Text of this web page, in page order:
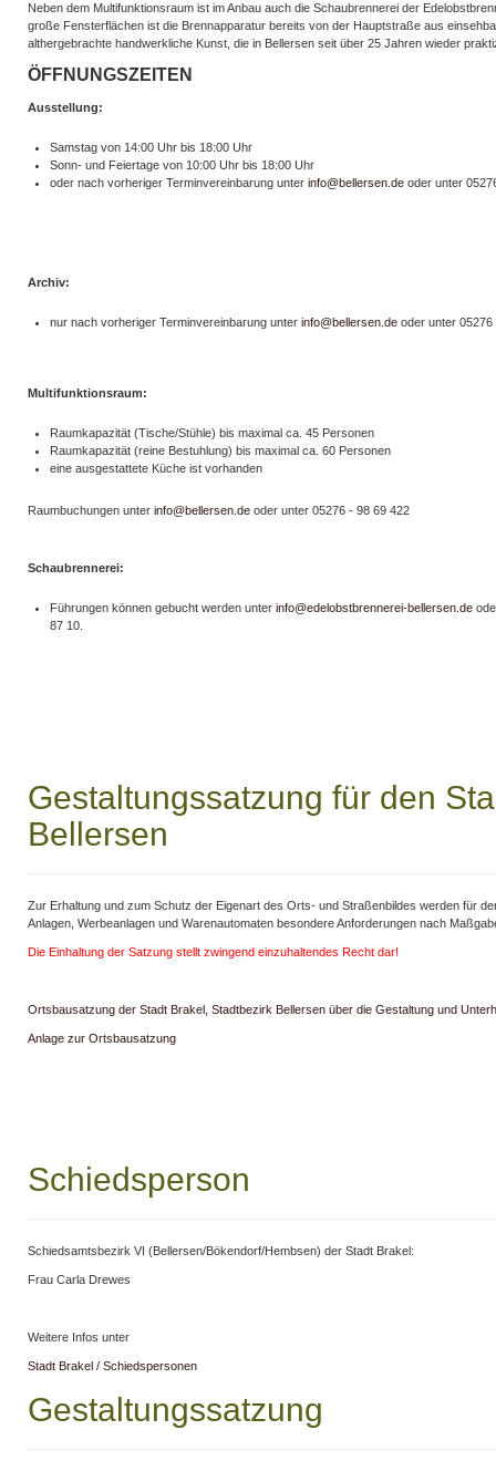
Neben dem Multifunktionsraum ist im Anbau auch die Schaubrennerei der
große Fensterflächen ist die Brennapparatur bereits von der Hauptstraße aus
althergebrachte handwerkliche Kunst, die in Bellersen seit über 25 Jahren wieder
ÖFFNUNGSZEITEN
Ausstellung:
Samstag von 14:00 Uhr bis 18:00 Uhr
Sonn- und Feiertage von 10:00 Uhr bis 18:00 Uhr
oder nach vorheriger Terminvereinbarung unter info@bellersen.de oder unter
Archiv:
nur nach vorheriger Terminvereinbarung unter info@bellersen.de oder unter 05276
Multifunktionsraum:
Raumkapazität (Tische/Stühle) bis maximal ca. 45 Personen
Raumkapazität (reine Bestuhlung) bis maximal ca. 60 Personen
eine ausgestattete Küche ist vorhanden
Raumbuchungen unter info@bellersen.de oder unter 05276 - 98 69 422
Schaubrennerei:
Führungen können gebucht werden unter info@edelobstbrennerei-bellersen.de
87 10.
Gestaltungssatzung für den
Bellersen
Zur Erhaltung und zum Schutz der Eigenart des Orts- und Straßenbildes werden für
Anlagen, Werbeanlagen und Warenautomaten besondere Anforderungen nach
Die Einhaltung der Satzung stellt zwingend einzuhaltendes Recht dar!
Ortsbausatzung der Stadt Brakel, Stadtbezirk Bellersen über die Gestaltung und
Anlage zur Ortsbausatzung
Schiedsperson
Schiedsamtsbezirk VI (Bellersen/Bökendorf/Hembsen) der Stadt Brakel:
Frau Carla Drewes
Weitere Infos unter
Stadt Brakel / Schiedspersonen
Gestaltungssatzung